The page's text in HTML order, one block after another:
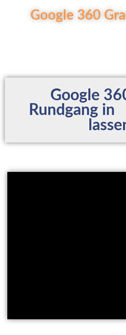
Google 360
Google
Rundgang in